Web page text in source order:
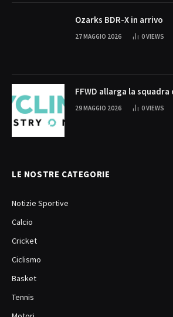
Ozarks BDR-X in arrivo
27 MAGGIO 2026 0VIEWS
FFWD allarga la squadra
29 MAGGIO 2026 0VIEWS
LE NOSTRE CATEGORIE
Notizie Sportive
Calcio
Cricket
Ciclismo
Basket
Tennis